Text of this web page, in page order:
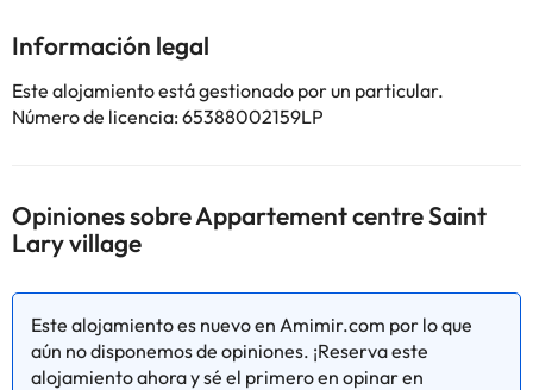
y guardaesquíes en el apartamento. Col de Peyresourde está a
29 km del alojamiento, y Gouffre d'Esparros está a 34 km. El
aeropuerto (Aeropuerto de Tarbes-Lourdes-Pirineos) está a 69
km.
Algunos de los servicios detallados pueden ser de pago. Puedes
consultar sus tarifas directamente en el establecimiento. Toda la
alojamiento. Si tienes dudas, contáctanos.
Información legal
Este alojamiento está gestionado por un particular.
Número de licencia: 65388002159LP
Opiniones sobre Appartement centre Saint
Lary village
Este alojamiento es nuevo en Amimir.com por lo que
aún no disponemos de opiniones. ¡Reserva este
alojamiento ahora y sé el primero en opinar en